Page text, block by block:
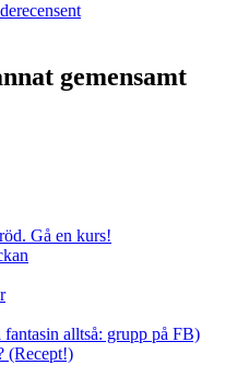
gemensamt
Gå en kurs!
alltså: grupp på FB)
(Recept!)